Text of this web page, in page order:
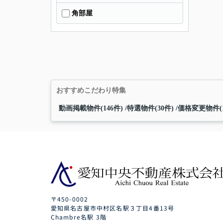
角部屋
おすすめこだわり特集
動画掲載物件(146件) 特選物件(30件) 価格変更物件
〒450-0002
愛知県名古屋市中村区名駅３丁目4番13号
Chambre名駅 3階